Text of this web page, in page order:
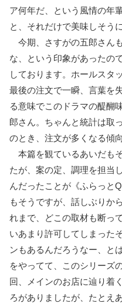
ア何年だ、という風情の年
と、それだけで美味しそう
今期、さすがの五郎さん
な、という印象があったの
しております。ホールスタ
最後の注文で一瞬、言葉を
る意味でこのドラマの醍醐
郎さん。ちゃんと統計は取
のとき、注文が多くなる傾
本篇を観ているあいだも
たが、案の定、調理を担当
んだったことが《ふらっと
もそうですが、話しぶりか
れまで、どこの取材も断っ
いあまり許可してしまっ
ンもあるんだろうなー、と
をやってて、このシリーズ
回、メインのお店に辿り着
ろがありましたが、たとえ